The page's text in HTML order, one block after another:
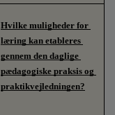
Hvilke muligheder for
læring kan etableres
gennem den daglige
pædagogiske praksis og
praktikvejledningen?